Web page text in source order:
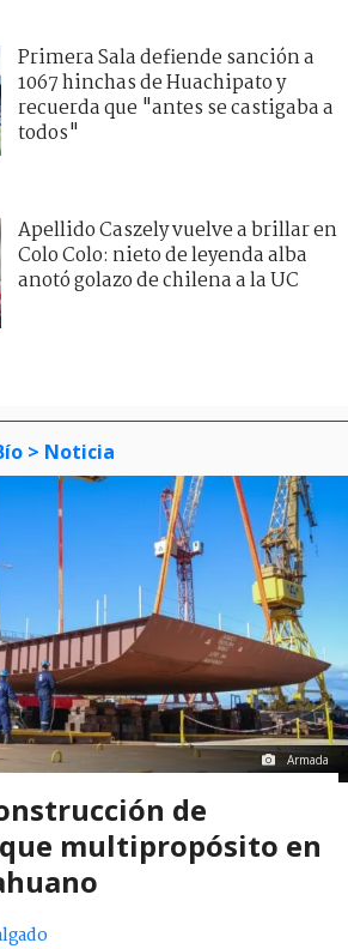
Primera Sala defiende sanción a
1067 hinchas de Huachipato y
recuerda que "antes se castigaba a
todos"
Apellido Caszely vuelve a brillar en
Colo Colo: nieto de leyenda alba
anotó golazo de chilena a la UC
> Noticia
Armada
de
multipropósito en